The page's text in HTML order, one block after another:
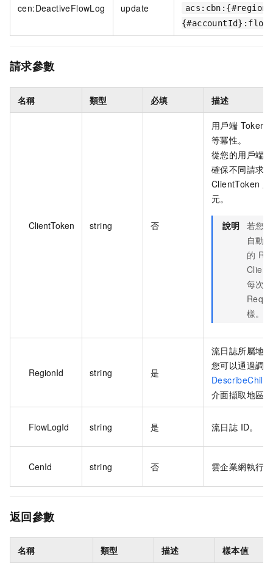
cen:DeactiveFlowLog update
請求參數
名稱 類型 必填 描述
ClientToken string 否
用戶端 Token
等冪性。
從您的用戶端
確保不同請求
ClientToken
元。
說明 若您
自動
的
每次
樣。
RegionId string 是
流日誌所屬地
您可以通過調用
介面擷取地區
FlowLogId string 是 流日誌 ID。
CenId string 否 雲企業網執行
返回參數
名稱 類型 描述 樣本值